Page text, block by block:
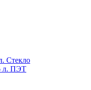
Стекло
л. ПЭТ